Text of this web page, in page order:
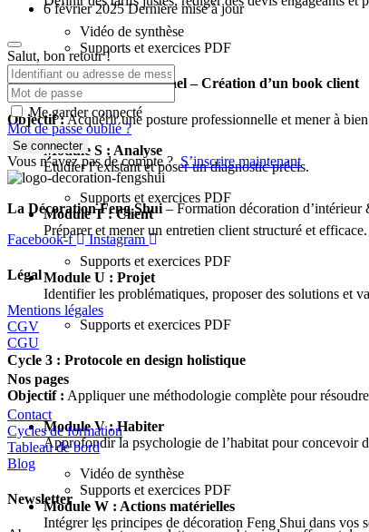
Vidéo de synthèse
Supports et exercices PDF
Cycle 2 : Projet professionnel – Création d’un book client
Objectif :Acquérir une posture professionnelle et mener à
Module S : Analyse
Étudier l’existant et poser un diagnostic précis.
Supports et exercices PDF
Module T : Client
Préparer et mener un entretien client structuré et efficace.
Supports et exercices PDF
Module U : Projet
Identifier les problématiques, proposer des solutions et
Supports et exercices PDF
Cycle 3 : Protocole en design holistique
Objectif : Appliquer une méthodologie complète pour
Module V : Habiter
Approfondir la psychologie de l’habitat pour concevoir
Vidéo de synthèse
Supports et exercices PDF
Module W : Actions matérielles
Intégrer les principes de décoration Feng Shui dans vos
6 février 2025 Dernière mise à jour
Salut, bon retour !
Me garder connecté
Mot de passe oublié ?
Se connecter
Vous n’avez pas de compte ?S’inscrire maintenant
La Décoration Feng Shui – Formation décoration
Facebook-f
Instagram
Légal
Mentions légales
CGV
CGU
Nos pages
Contact
Cycles de formation
Tableau de bord
Blog
Newsletter